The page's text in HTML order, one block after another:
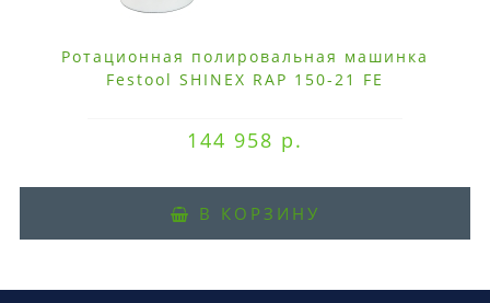
Ротационная полировальная машинка
Festool SHINEX RAP 150-21 FE
144 958 р.
В КОРЗИНУ